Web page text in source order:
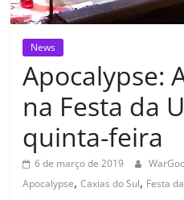
News
Apocalypse:
na Festa da
quinta-feira
6 de março de 2019
Apocalypse,Caxias do Sul, Festa